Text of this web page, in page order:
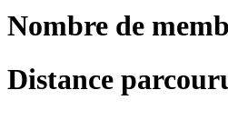
Nombre de
Distance